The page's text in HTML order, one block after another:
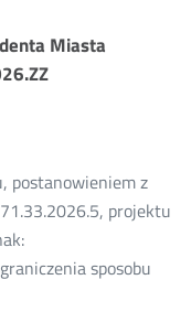
Miasta
postanowieniem z
projektu
sposobu